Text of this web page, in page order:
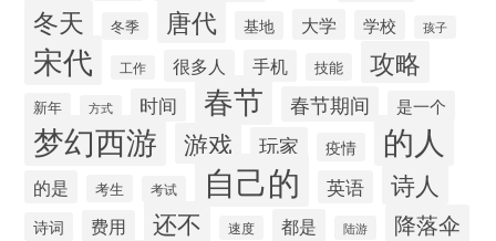
冬天 冬季 唐代 基地 大学 学校 孩子
宋代 工作 很多人 手机 技能 攻略
新年 方式 时间 春节 春节期间 是一个
梦幻西游 游戏 玩家 疫情 的人
的是 考生 考试 自己的 英语 诗人
诗词 费用 还不 速度 都是 陆游 降落伞